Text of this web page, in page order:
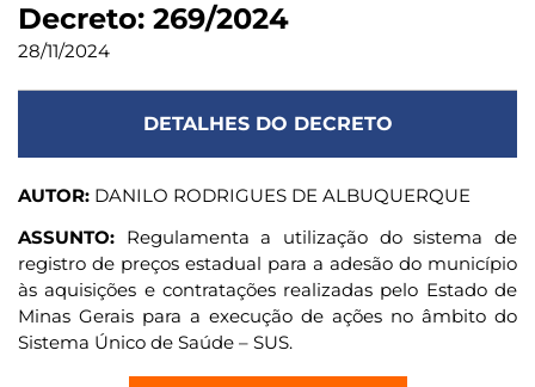
Decreto: 269/2024
28/11/2024
DETALHES DO DECRETO
AUTOR: DANILO RODRIGUES DE ALBUQUERQUE
ASSUNTO: Regulamenta a utilização do sistema de
registro de preços estadual para a adesão do município
às aquisições e contratações realizadas pelo Estado de
Minas Gerais para a execução de ações no âmbito do
Sistema Único de Saúde – SUS.